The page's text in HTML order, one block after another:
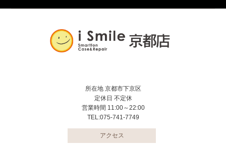
所在地 京都市下京区
定休日 不定休
営業時間 11:00～22:00
TEL:075-741-7749
アクセス